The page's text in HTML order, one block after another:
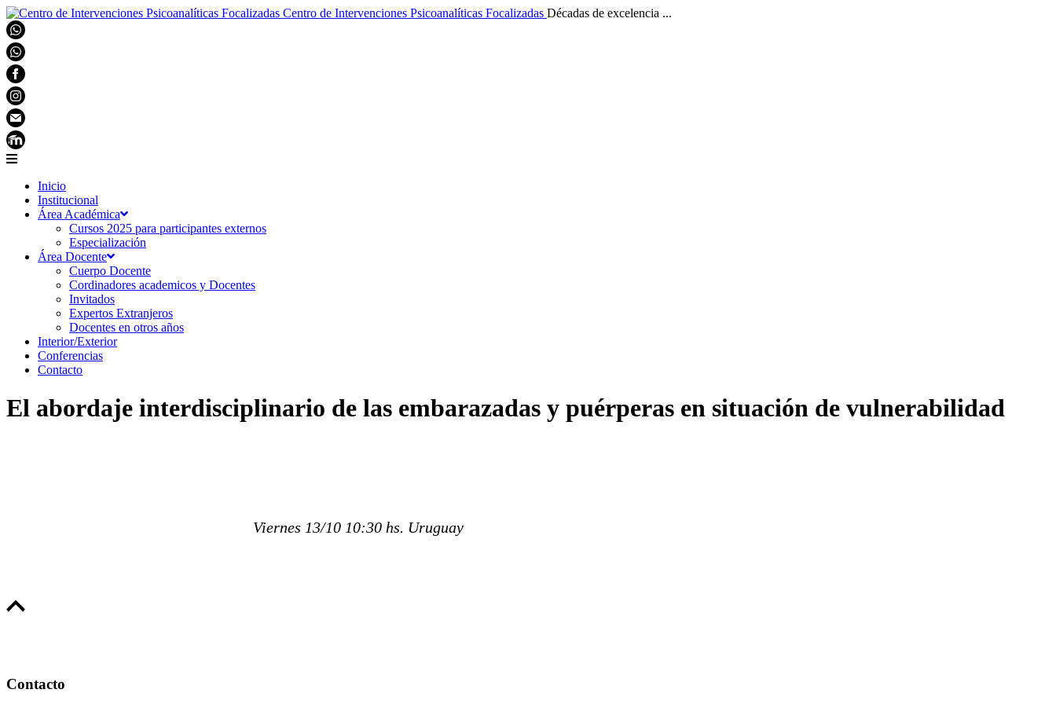
Centro de Intervenciones Psicoanalíticas Focalizadas Décadas de excelencia ...
Inicio
Institucional
Área Académica
Cursos 2025 para participantes externos
Especialización
Área Docente
Cuerpo Docente
Cordinadores academicos y Docentes
Invitados
Expertos Extranjeros
Docentes en otros años
Interior/Exterior
Conferencias
Contacto
El abordaje interdisciplinario de las embarazadas y puérperas en situación de vulnerabilidad
Viernes 13/10 10:30 hs. Uruguay
Contacto